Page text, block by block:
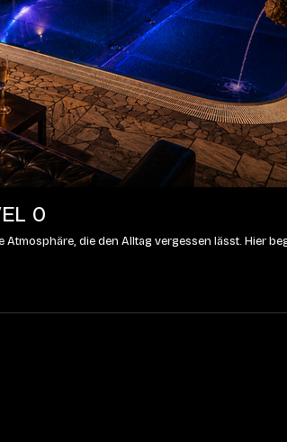
LEVEL 0
Atmosphäre, die den Alltag vergessen lässt. Hier